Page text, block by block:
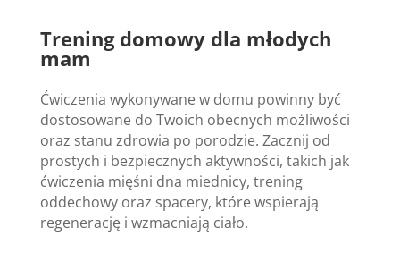
Trening domowy dla młodych
mam
Ćwiczenia wykonywane w domu powinny być
dostosowane do Twoich obecnych możliwości
oraz stanu zdrowia po porodzie. Zacznij od
prostych i bezpiecznych aktywności, takich jak
ćwiczenia mięśni dna miednicy, trening
oddechowy oraz spacery, które wspierają
regenerację i wzmacniają ciało.